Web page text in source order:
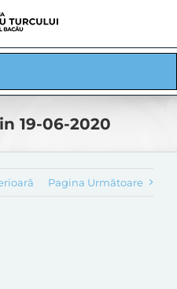
19-06-2020
Pagina Următoare